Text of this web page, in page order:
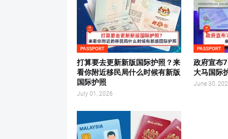
PASSPORT
打算要去更新新版国际护照？来
看你附近移民局什么时候有新版
国际护照
July 01, 2026
PASSPORT
政府宣布
大马国际
June 30,